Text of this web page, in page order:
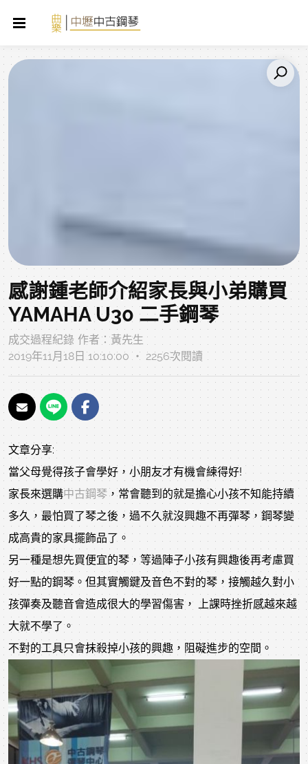
感謝鍾老師介紹家長與小弟購買
YAMAHA U30 二手鋼琴
成交過程紀錄 作者：黃先生
2019年11月18日 10:10:00 ‧ 2256次閱讀
文章分享:
當父母覺得孩子會學好，小朋友才有機會練得好!
家長來選購中古鋼琴，常會聽到的就是擔心小孩不知能持續
多久，最怕買了琴之後，過不久就沒興趣不再彈琴，鋼琴變
成高貴的家具擺飾品了。
另一種是想先買便宜的琴，等過陣子小孩有興趣後再考慮買
好一點的鋼琴。但其實觸鍵及音色不對的琴，接觸越久對小
孩彈奏及聽音會造成很大的學習傷害， 上課時挫折感越來越
大就不學了。
不對的工具只會抹殺掉小孩的興趣，阻礙進步的空間。